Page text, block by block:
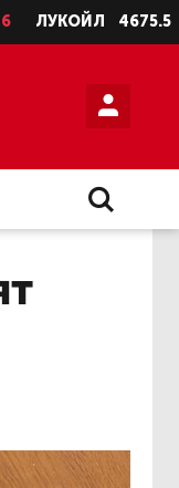
4675.5 -28.5